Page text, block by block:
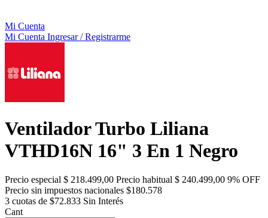
Mi Cuenta
Mi Cuenta Ingresar / Registrarme
Ventilador Turbo Liliana
VTHD16N 16" 3 En 1 Negro
Precio especial $ 218.499,00 Precio habitual $ 240.499,00 9% OFF
Precio sin impuestos nacionales $180.578
3 cuotas de $72.833 Sin Interés
Cant